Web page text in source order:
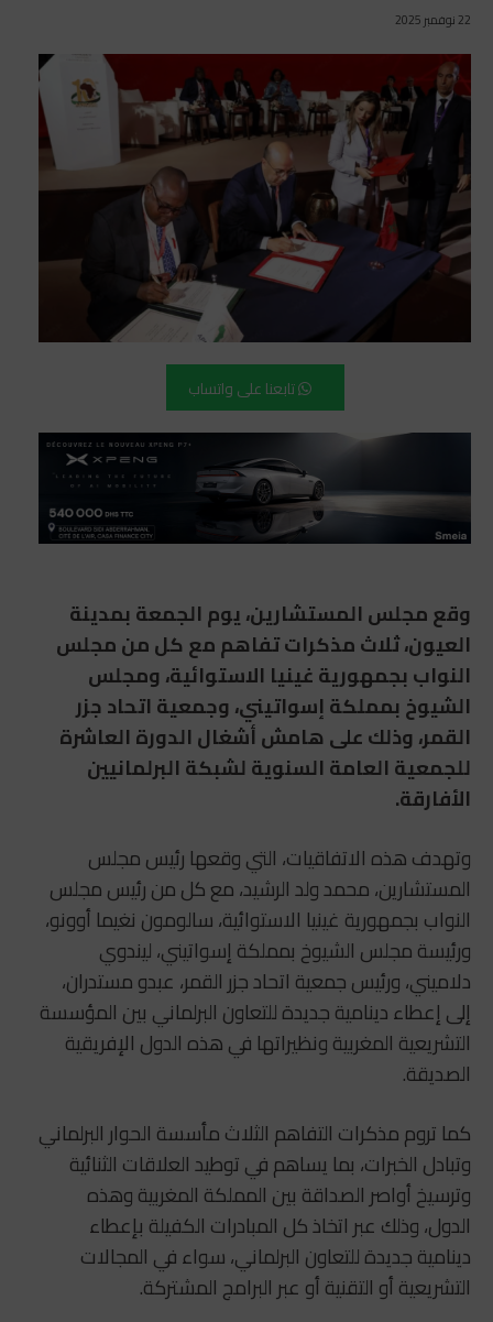
22 نوفمبر 2025
تابعنا على واتساب
وقع مجلس المستشارين، يوم الجمعة بمدينة
العيون، ثلاث مذكرات تفاهم مع كل من مجلس
النواب بجمهورية غينيا الاستوائية، ومجلس
الشيوخ بمملكة إسواتيني، وجمعية اتحاد جزر
القمر، وذلك على هامش أشغال الدورة العاشرة
للجمعية العامة السنوية لشبكة البرلمانيين
الأفارقة.
وتهدف هذه الاتفاقيات، التي وقعها رئيس مجلس
المستشارين، محمد ولد الرشيد، مع كل من رئيس مجلس
النواب بجمهورية غينيا الاستوائية، سالومون نغيما أوونو،
ورئيسة مجلس الشيوخ بمملكة إسواتيني، ليندوي
دلاميني، ورئيس جمعية اتحاد جزر القمر، عبدو مستدران،
إلى إعطاء دينامية جديدة للتعاون البرلماني بين المؤسسة
التشريعية المغربية ونظيراتها في هذه الدول الإفريقية
الصديقة.
كما تروم مذكرات التفاهم الثلاث مأسسة الحوار البرلماني
وتبادل الخبرات، بما يساهم في توطيد العلاقات الثنائية
وترسيخ أواصر الصداقة بين المملكة المغربية وهذه
الدول، وذلك عبر اتخاذ كل المبادرات الكفيلة بإعطاء
دينامية جديدة للتعاون البرلماني، سواء في المجالات
التشريعية أو التقنية أو عبر البرامج المشتركة.